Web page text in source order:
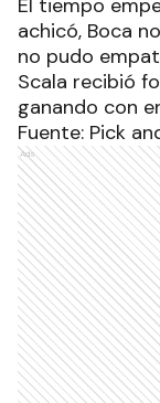
El tiempo
achicó, Boca
no pudo
Scala recibió
ganando con
Fuente: Pick
Ads